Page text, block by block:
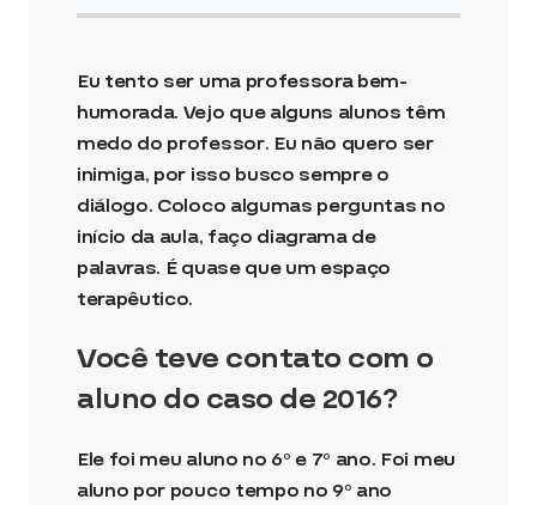
Eu tento ser uma professora bem-
humorada. Vejo que alguns alunos têm
medo do professor. Eu não quero ser
inimiga, por isso busco sempre o
diálogo. Coloco algumas perguntas no
início da aula, faço diagrama de
palavras. É quase que um espaço
terapêutico.
Você teve contato com o
aluno do caso de 2016?
Ele foi meu aluno no 6º e 7º ano. Foi meu
aluno por pouco tempo no 9º ano